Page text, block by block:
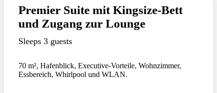
Premier Suite mit Kingsize-Bett
und Zugang zur Lounge
Sleeps 3 guests
70 m², Hafenblick, Executive-Vorteile, Wohnzimmer,
Essbereich, Whirlpool und WLAN.